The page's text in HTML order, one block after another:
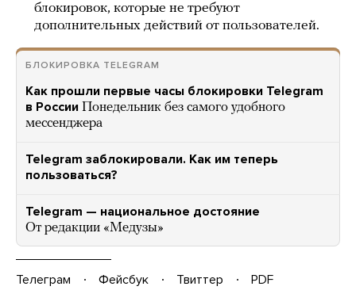
блокировок, которые не требуют
дополнительных действий от пользователей.
БЛОКИРОВКА TELEGRAM
Как прошли первые часы блокировки Telegram
в России Понедельник без самого удобного
мессенджера
Telegram заблокировали. Как им теперь
пользоваться?
Telegram — национальное достояние
От редакции «Медузы»
Телеграм Фейсбук Твиттер
PDF